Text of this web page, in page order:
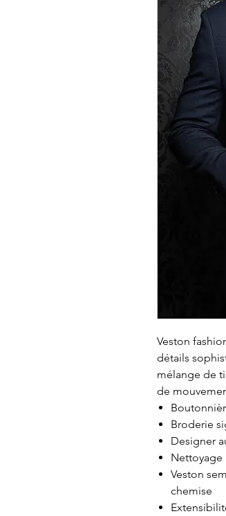
Veston
détails
mélange de
de
Broderie
Designer
Nettoyage
Veston
chemise